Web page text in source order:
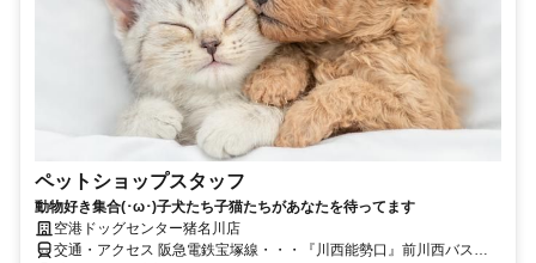
ペットショップスタッフ
動物好き集合(･ω･)子犬たち子猫たちがあなたを待ってます
空港ドッグセンター猪名川店
交通・アクセス 阪急電鉄宝塚線・・・『川西能勢口』前川西バスタ